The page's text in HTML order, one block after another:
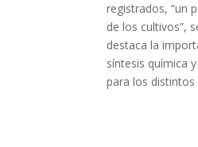
registrados, “un
de los cultivos”,
destaca la
síntesis química
para los distintos